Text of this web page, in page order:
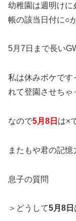
幼稚園は週明けに
帳の該当日付に○
5月7日まで長い
私は休みボケです
れて登園させちゃ
なので5月8日 は×
またもや君の記憶
息子の質問
＞どうして5月8日